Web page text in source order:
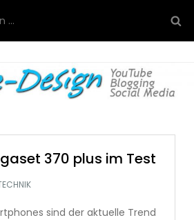
370 plus im Test
sind der aktuelle Trend